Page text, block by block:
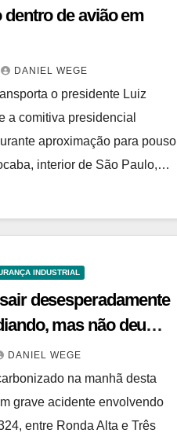
de avião em
DANIEL WEGE
o presidente Luiz
a comitiva presidencial
aproximação para pouso
interior de São Paulo,…
INDUSTRIAL
desesperadamente
mas não deu
DANIEL WEGE
na manhã desta
grave acidente envolvendo
entre Ronda Alta e Três